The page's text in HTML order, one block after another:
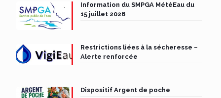
Information du SMPGA MétéEau du
15 juillet 2026
Restrictions liées à la sécheresse –
Alerte renforcée
Dispositif Argent de poche